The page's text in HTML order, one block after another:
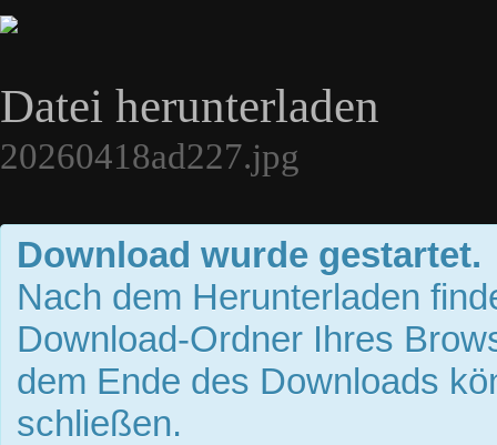
Datei herunterladen
20260418ad227.jpg
Download wurde gestartet.
Nach dem Herunterladen
Download-Ordner Ihres
dem Ende des Downloads
schließen.